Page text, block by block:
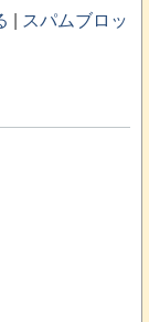
| スパムブロッ